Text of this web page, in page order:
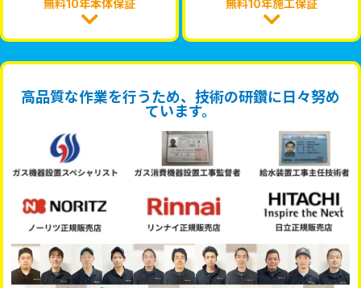
無料10年本体保証 無料10年施工保証
高品質な作業を行うため、技術の研鑽に日々努め
ています。